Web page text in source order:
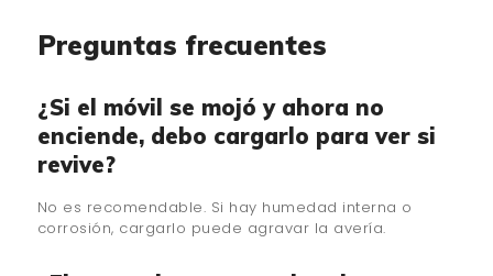
Preguntas frecuentes
¿Si el móvil se mojó y ahora no
enciende, debo cargarlo para ver si
revive?
No es recomendable. Si hay humedad interna o
corrosión, cargarlo puede agravar la avería.